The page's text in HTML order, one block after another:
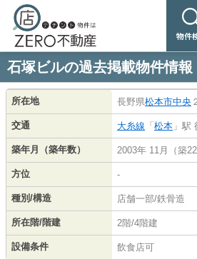
物件
石塚ビルの過去掲載物件情報
所在地 長野県松本市中央
交通 大糸線 「松本 」駅
築年月（築年数） 2003年 11月（築22
方位 -
種別/構造 店舗一部/鉄骨造
所在階/階建 2階/4階建
設備条件 飲食店可